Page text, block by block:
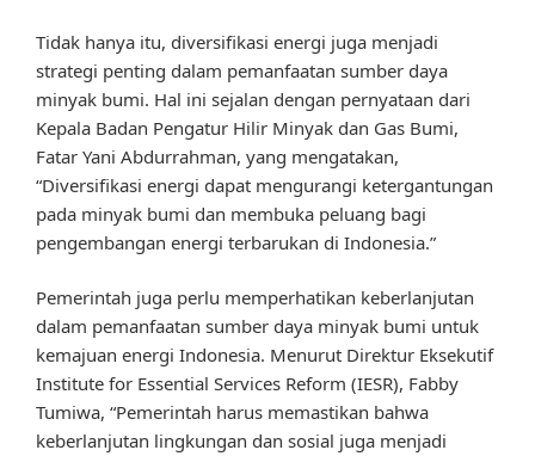
Tidak hanya itu, diversifikasi energi juga menjadi
strategi penting dalam pemanfaatan sumber daya
minyak bumi. Hal ini sejalan dengan pernyataan dari
Kepala Badan Pengatur Hilir Minyak dan Gas Bumi,
Fatar Yani Abdurrahman, yang mengatakan,
“Diversifikasi energi dapat mengurangi ketergantungan
pada minyak bumi dan membuka peluang bagi
pengembangan energi terbarukan di Indonesia.”
Pemerintah juga perlu memperhatikan keberlanjutan
dalam pemanfaatan sumber daya minyak bumi untuk
kemajuan energi Indonesia. Menurut Direktur Eksekutif
Institute for Essential Services Reform (IESR), Fabby
Tumiwa, “Pemerintah harus memastikan bahwa
keberlanjutan lingkungan dan sosial juga menjadi